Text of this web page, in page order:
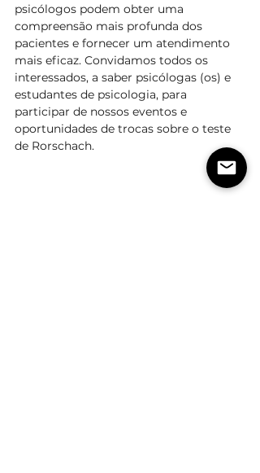
psicólogos podem obter uma
compreensão mais profunda dos
pacientes e fornecer um atendimento
mais eficaz. Convidamos todos os
interessados, a saber psicólogas (os) e
estudantes de psicologia, para
participar de nossos eventos e
oportunidades de trocas sobre o teste
de Rorschach.